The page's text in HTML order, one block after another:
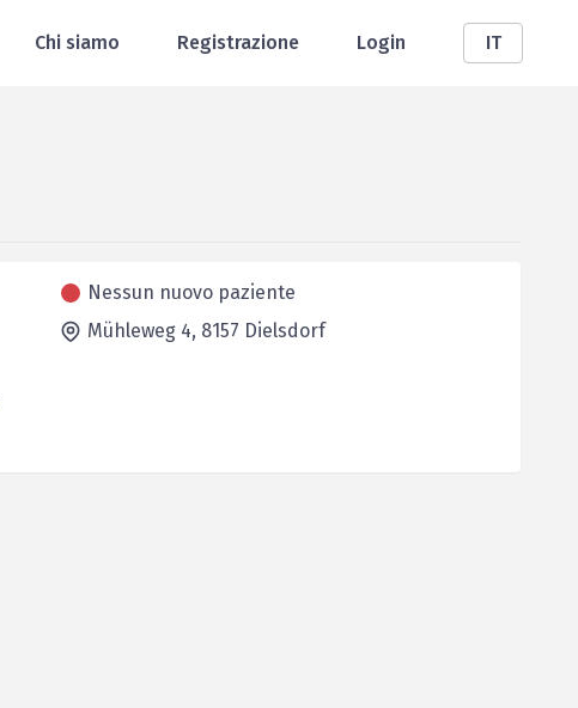
Chi siamo Registrazione Login IT
Nessun nuovo paziente
Mühleweg 4, 8157 Dielsdorf